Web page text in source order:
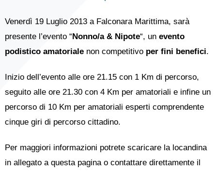
Venerdì 19 Luglio 2013 a Falconara Marittima, sarà
presente l’evento “ Nonno/a & Nipote“, un evento
podistico amatoriale non competitivo per fini benefici.
Inizio dell’evento alle ore 21.15 con 1 Km di percorso,
seguito alle ore 21.30 con 4 Km per amatoriali e infine un
percorso di 10 Km per amatoriali esperti comprendente
cinque giri di percorso cittadino.
Per maggiori informazioni potrete scaricare la locandina
in allegato a questa pagina o contattare direttamente il